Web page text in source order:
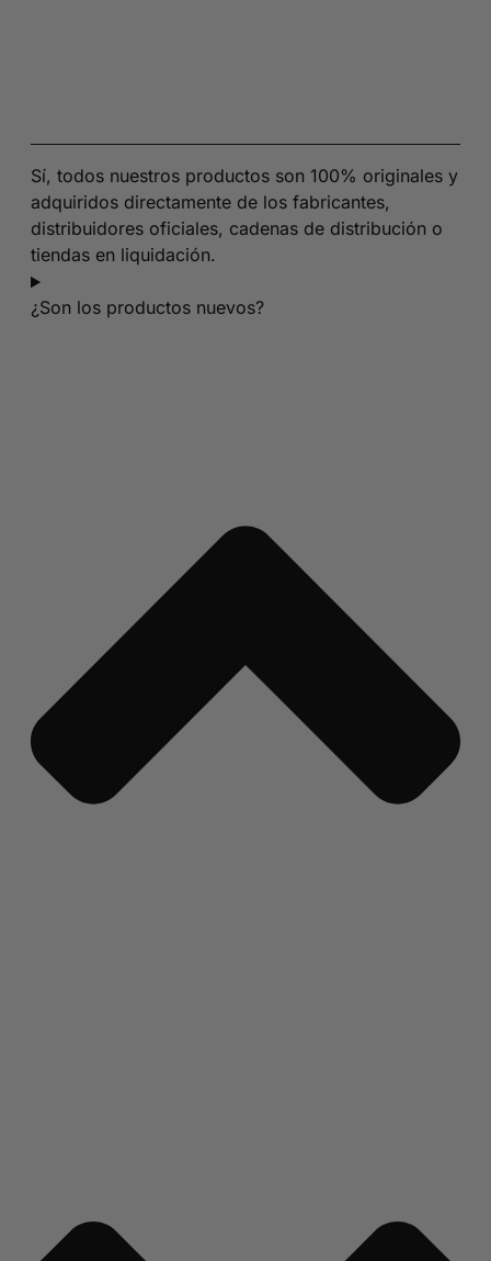
Sí, todos nuestros productos son 100% originales y
adquiridos directamente de los fabricantes,
distribuidores oficiales, cadenas de distribución o
tiendas en liquidación.
¿Son los productos nuevos?